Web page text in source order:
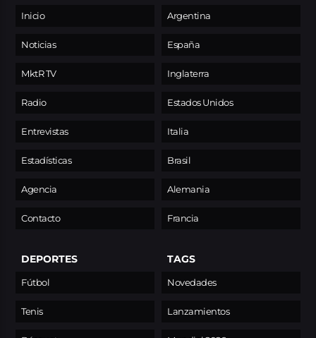
Inicio
Noticias
MktR TV
Radio
Entrevistas
Estadísticas
Agencia
Contacto
Argentina
España
Inglaterra
Estados Unidos
Italia
Brasil
Alemania
Francia
DEPORTES
Fútbol
Tenis
TAGS
Novedades
Lanzamientos